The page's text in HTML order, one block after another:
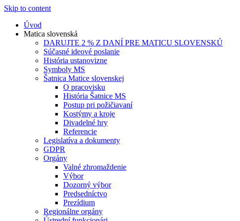
Skip to content
Úvod
Matica slovenská
DARUJTE 2 % Z DANÍ PRE MATICU SLOVENSKÚ
Súčasné ideové poslanie
História ustanovizne
Symboly MS
Šatnica Matice slovenskej
O pracovisku
História Šatnice MS
Postup pri požičiavaní
Kostýmy a kroje
Divadelné hry
Referencie
Legislatíva a dokumenty
GDPR
Orgány
Valné zhromaždenie
Výbor
Dozorný výbor
Predsedníctvo
Prezídium
Regionálne orgány